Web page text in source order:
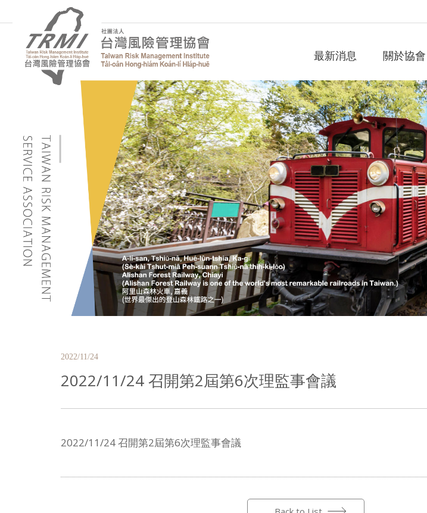
最新消息 關於協會
2022/11/24
2022/11/24 召開第2屆第6次理監事會議
2022/11/24 召開第2屆第6次理監事會議